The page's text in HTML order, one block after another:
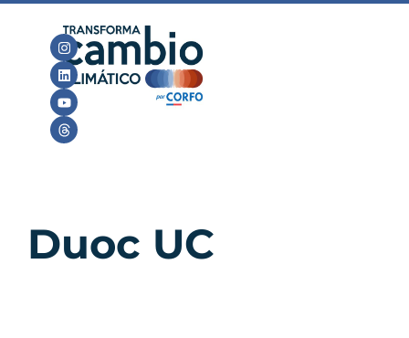
Duoc UC